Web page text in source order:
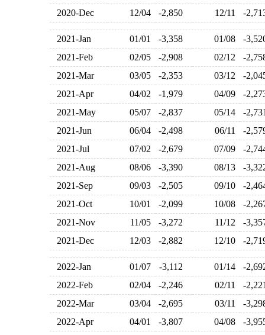
2020-Dec
12/04 -2,850 12/11 -
2021-Jan 01/01 -3,358 01/08
-
2021-Feb
02/05 -2,908 02/12
-
2021-Mar
03/05 -2,353 03/12
-
2021-Apr
04/02 -1,979 04/09
-
2021-May
05/07 -2,837 05/14
-
2021-Jun
06/04 -2,498 06/11
-
2021-Jul
07/02 -2,679 07/09
-
2021-Aug
08/06 -3,390 08/13
-
2021-Sep
09/03 -2,505 09/10
-
2021-Oct
10/01 -2,099 10/08
-
2021-Nov
11/05 -3,272 11/12
-
2021-Dec
12/03 -2,882 12/10 -
2022-Jan 01/07 -3,112 01/14
-
2022-Feb
02/04 -2,246 02/11
-
2022-Mar
03/04 -2,695 03/11
-
2022-Apr
04/01 -3,807 04/08
-